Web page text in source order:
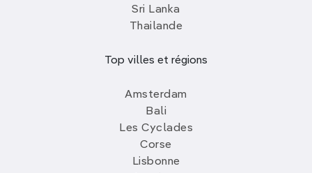
Sri Lanka
Thailande
Top villes et régions
Amsterdam
Bali
Les Cyclades
Corse
Lisbonne